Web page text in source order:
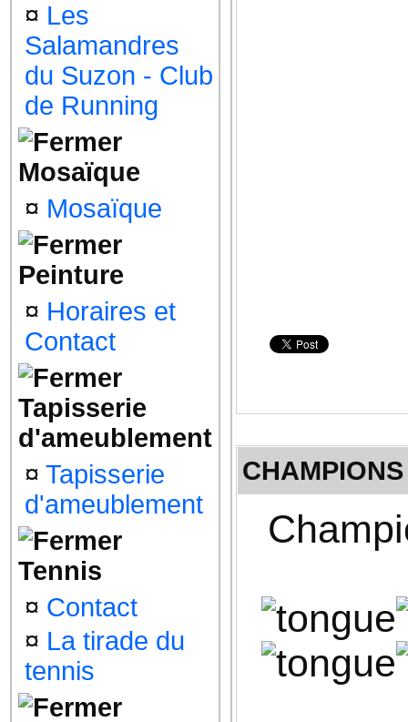
¤ Les
Salamandres
du Suzon - Club
de Running
Mosaïque
¤ Mosaïque
Peinture
¤ Horaires et
Contact
Tapisserie
d'ameublement
¤ Tapisserie
d'ameublement
Tennis
¤ Contact
¤ La tirade du
tennis